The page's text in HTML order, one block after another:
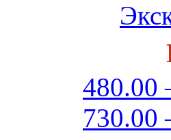
480.00
730.00